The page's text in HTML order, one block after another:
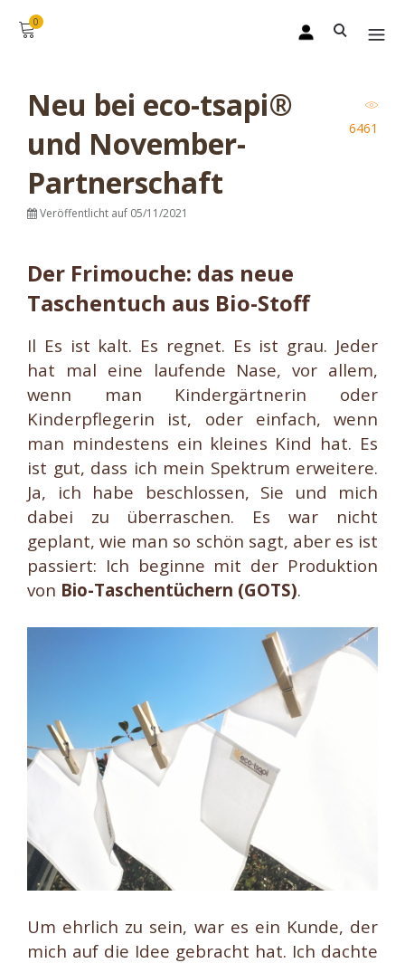
0
Neu bei eco-tsapi®
und November-
Partnerschaft
Veröffentlicht auf 05/11/2021
6461
Der Frimouche: das neue
Taschentuch aus Bio-Stoff
Il Es ist kalt. Es regnet. Es ist grau. Jeder
hat mal eine laufende Nase, vor allem,
wenn man Kindergärtnerin oder
Kinderpflegerin ist, oder einfach, wenn
man mindestens ein kleines Kind hat. Es
ist gut, dass ich mein Spektrum erweitere.
Ja, ich habe beschlossen, Sie und mich
dabei zu überraschen. Es war nicht
geplant, wie man so schön sagt, aber es ist
passiert: Ich beginne mit der Produktion
von Bio-Taschentüchern (GOTS).
Um ehrlich zu sein, war es ein Kunde, der
mich auf die Idee gebracht hat. Ich dachte